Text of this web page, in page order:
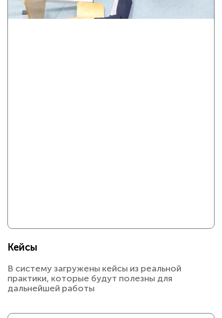
Кейсы
В систему загружены кейсы из реальной
практики, которые будут полезны для
дальнейшей работы